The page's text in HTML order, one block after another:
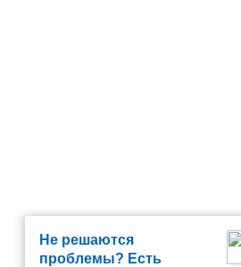
Не решаются
проблемы? Есть